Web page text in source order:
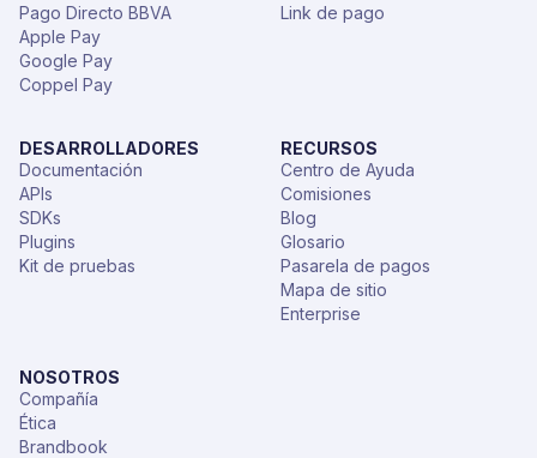
Pago Directo BBVA
Apple Pay
Google Pay
Coppel Pay
Link de pago
DESARROLLADORES
Documentación
APIs
SDKs
Plugins
Kit de pruebas
RECURSOS
Centro de Ayuda
Comisiones
Blog
Glosario
Pasarela de pagos
Mapa de sitio
Enterprise
NOSOTROS
Compañía
Ética
Brandbook